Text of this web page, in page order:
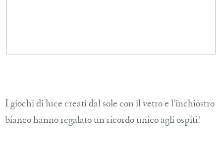
I giochi di luce creati dal sole con il vetro e l’inchiostro
bianco hanno regalato un ricordo unico agli ospiti!